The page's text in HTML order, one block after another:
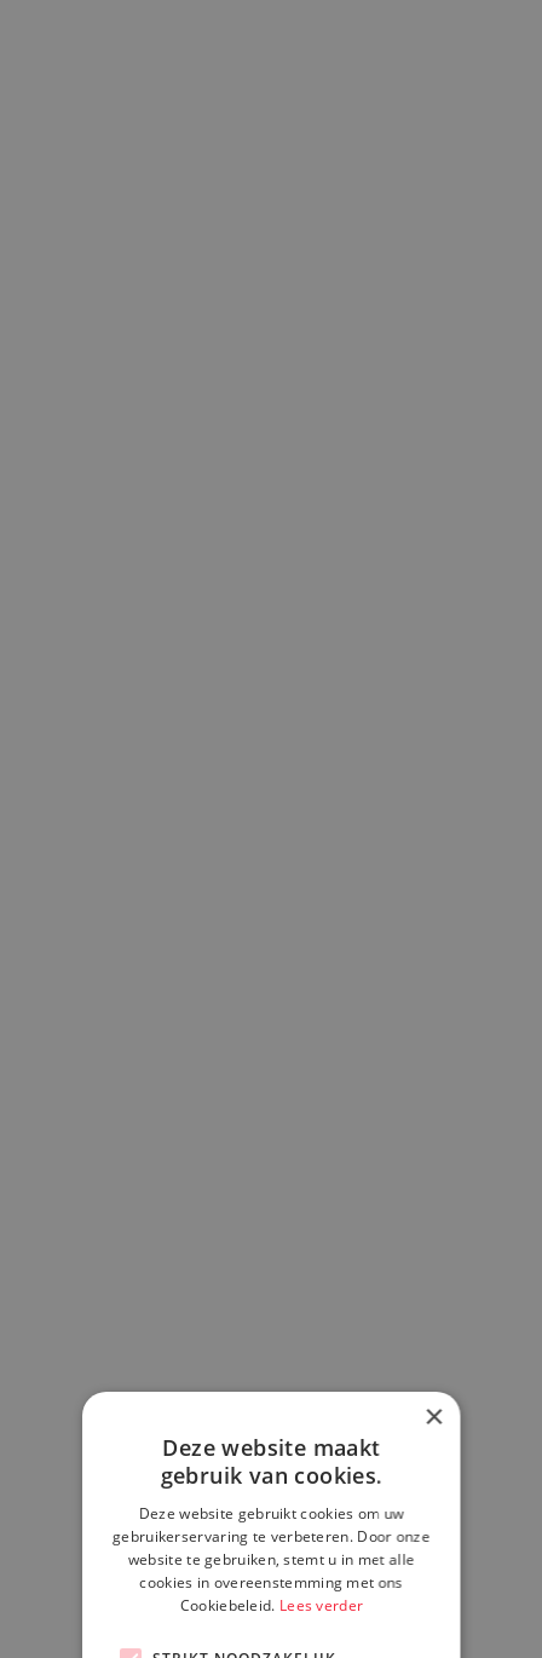
×
Deze website maakt
gebruik van cookies.
Deze website gebruikt cookies om uw
gebruikerservaring te verbeteren. Door onze
website te gebruiken, stemt u in met alle
cookies in overeenstemming met ons
Cookiebeleid. Lees verder